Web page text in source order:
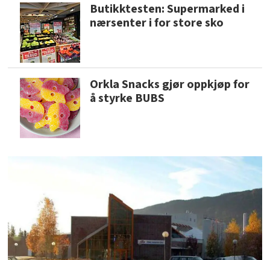
Butikktesten: Supermarked i
nærsenter i for store sko
Orkla Snacks gjør oppkjøp for
å styrke BUBS